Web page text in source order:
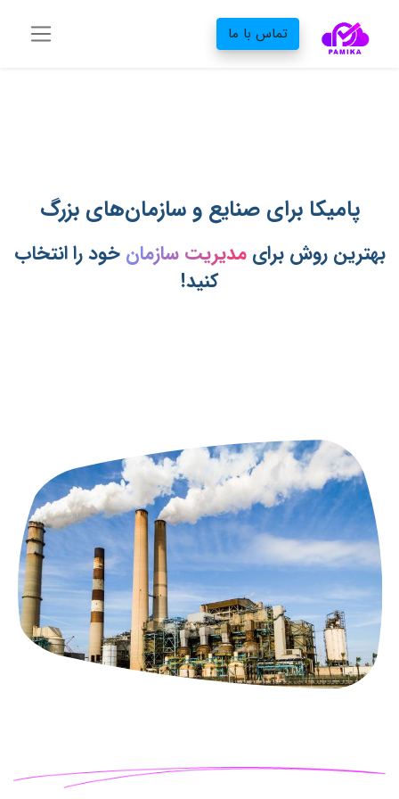
تماس با ما
پامیکا برای صنایع و سازمان‌های بزرگ
بهترین روش برای مدیریت سازمان خود را انتخاب
کنید!‌